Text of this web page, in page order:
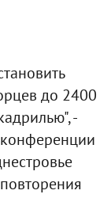
до 2400
-